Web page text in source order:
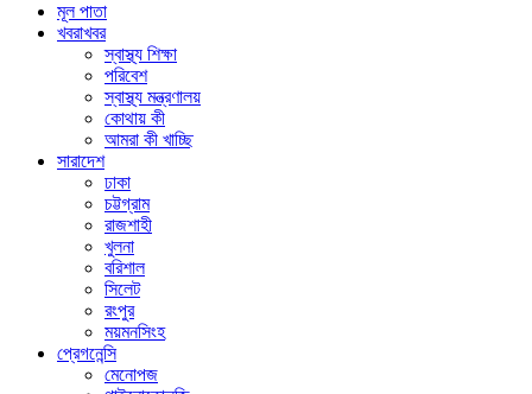
মূল পাতা
খবরাখবর
স্বাস্থ্য শিক্ষা
পরিবেশ
স্বাস্থ্য মন্ত্রণালয়
কোথায় কী
আমরা কী খাচ্ছি
সারাদেশ
ঢাকা
চট্টগ্রাম
রাজশাহী
খুলনা
বরিশাল
সিলেট
রংপুর
ময়মনসিংহ
প্রেগনেন্সি
মেনোপজ